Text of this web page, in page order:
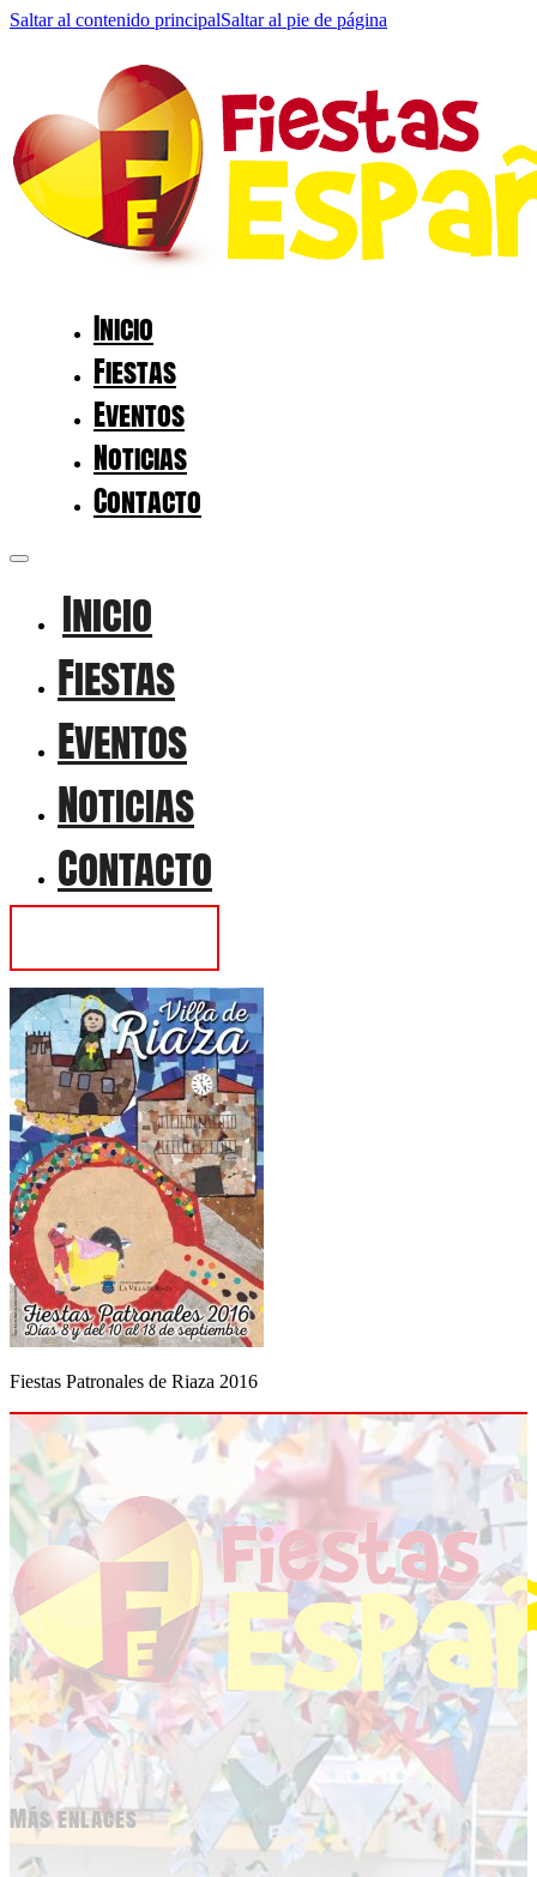
Saltar al contenido principalSaltar al pie de página
Inicio
Fiestas
Eventos
Noticias
Contacto
Inicio
Fiestas
Eventos
Noticias
Contacto
Fiestas Patronales de Riaza 2016
Más enlaces